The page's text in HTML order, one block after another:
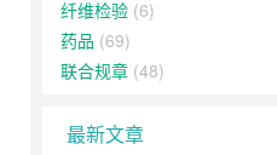
纤维检验 (6)
药品 (69)
联合规章 (48)
最新文章